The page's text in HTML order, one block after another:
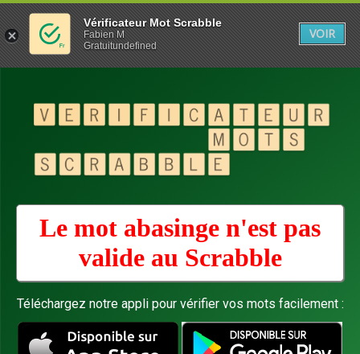
Le mot abasinge n'est pas
valide au Scrabble
Téléchargez notre appli pour vérifier vos mots facilement :
Vérificateur Mot Scrabble
Fabien M
Gratuitundefined
VOIR